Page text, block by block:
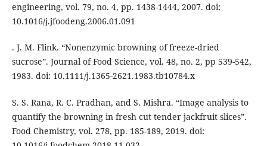
engineering, vol. 79, no. 4, pp. 1438-1444, 2007. doi:
10.1016/j.jfoodeng.2006.01.091
. J. M. Flink. “Nonenzymic browning of freeze-dried
sucrose”. Journal of Food Science, vol. 48, no. 2, pp 539-542,
1983. doi: 10.1111/j.1365-2621.1983.tb10784.x
S. S. Rana, R. C. Pradhan, and S. Mishra. “Image analysis to
quantify the browning in fresh cut tender jackfruit slices”.
Food Chemistry, vol. 278, pp. 185-189, 2019. doi: